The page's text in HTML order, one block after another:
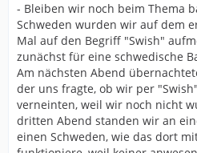
- Bleiben wir noch beim Thema
Schweden wurden wir auf dem
Mal auf den Begriff "Swish"
zunächst für eine schwedische
Am nächsten Abend
der uns fragte, ob wir per
verneinten, weil wir noch nicht
dritten Abend standen wir an
einen Schweden, wie das dort